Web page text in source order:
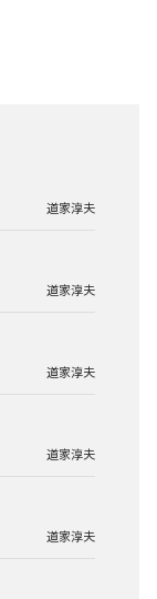
道家淳夫
道家淳夫
道家淳夫
道家淳夫
道家淳夫